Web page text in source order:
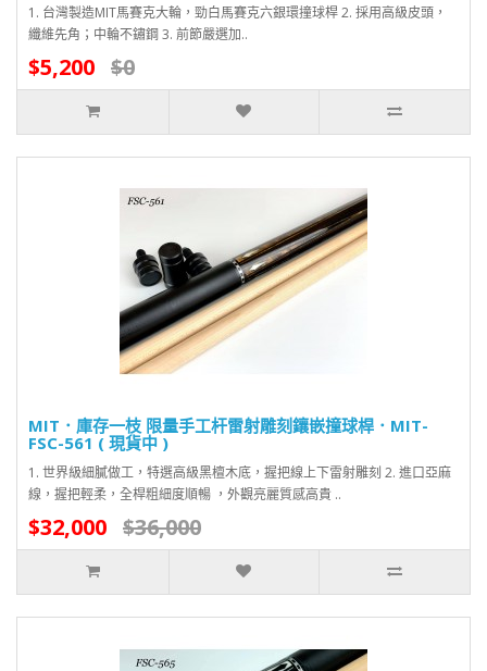
1. 台灣製造MIT馬賽克大輪，勁白馬賽克六銀環撞球桿 2. 採用高級皮頭，
纖維先角；中輪不鏽鋼 3. 前節嚴選加..
$5,200 $0
MIT．庫存一枝 限量手工杆雷射雕刻鑲嵌撞球桿．MIT-
FSC-561 ( 現貨中 )
1. 世界級細膩做工，特選高級黑檀木底，握把線上下雷射雕刻 2. 進口亞麻
線，握把輕柔，全桿粗細度順暢 ，外觀亮麗質感高貴 ..
$32,000 $36,000